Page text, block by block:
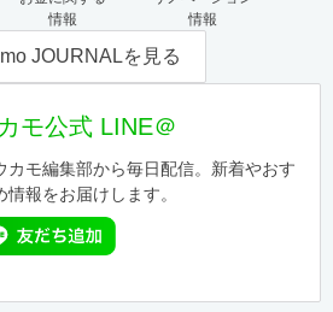
情報
情報
JOURNALを見る
モ公式 LINE＠
カモ編集部から毎日配信。新着やおす
情報をお届けします。